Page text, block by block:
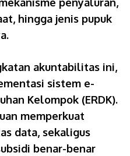
hingga jenis pupuk
akuntabilitas ini,
sistem e-
Kelompok (ERDK).
memperkuat
data, sekaligus
benar-benar